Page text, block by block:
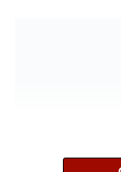
noile